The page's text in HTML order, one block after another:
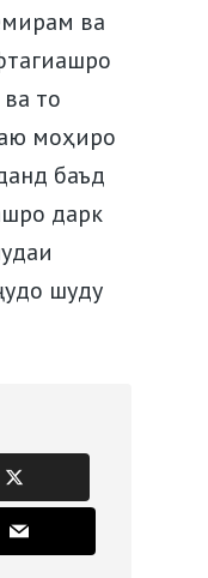
ва
то
моҳиро
баъд
дарк
шуду